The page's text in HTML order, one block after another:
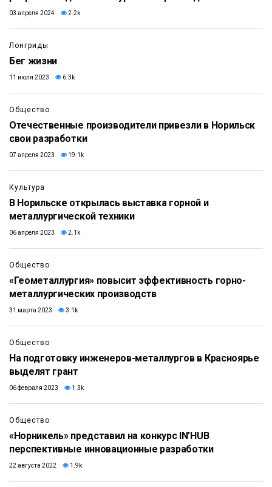
03 апреля 2024 2.2k
Лонгриды
Бег жизни
11 июля 2023 6.3k
Общество
Отечественные производители привезли в Норильск
свои разработки
07 апреля 2023 19.1k
Культура
В Норильске открылась выставка горной и
металлургической техники
06 апреля 2023 2.1k
Общество
«Геометаллургия» повысит эффективность горно-
металлургических производств
31 марта 2023 3.1k
Общество
На подготовку инженеров-металлургов в Красноярье
выделят грант
06 февраля 2023 1.3k
Общество
«Норникель» представил на конкурс IN’HUB
перспективные инновационные разработки
22 августа 2022 1.9k